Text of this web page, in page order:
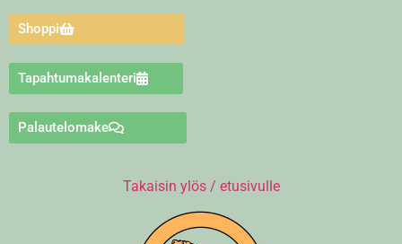
Shoppi
Tapahtumakalenteri
Palautelomake
Takaisin ylös / etusivulle